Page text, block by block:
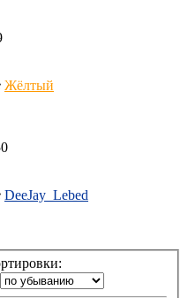
Жёлтый
DeeJay_Lebed